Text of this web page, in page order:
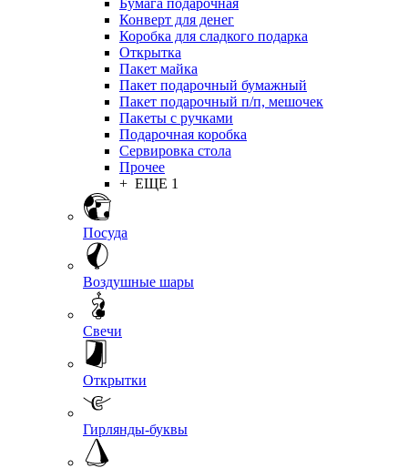
Бумага подарочная
Конверт для денег
Коробка для сладкого подарка
Открытка
Пакет майка
Пакет подарочный бумажный
Пакет подарочный п/п, мешочек
Пакеты с ручками
Подарочная коробка
Сервировка стола
Прочее
+ ЕЩЕ 1
Посуда
Воздушные шары
Свечи
Открытки
Гирлянды-буквы